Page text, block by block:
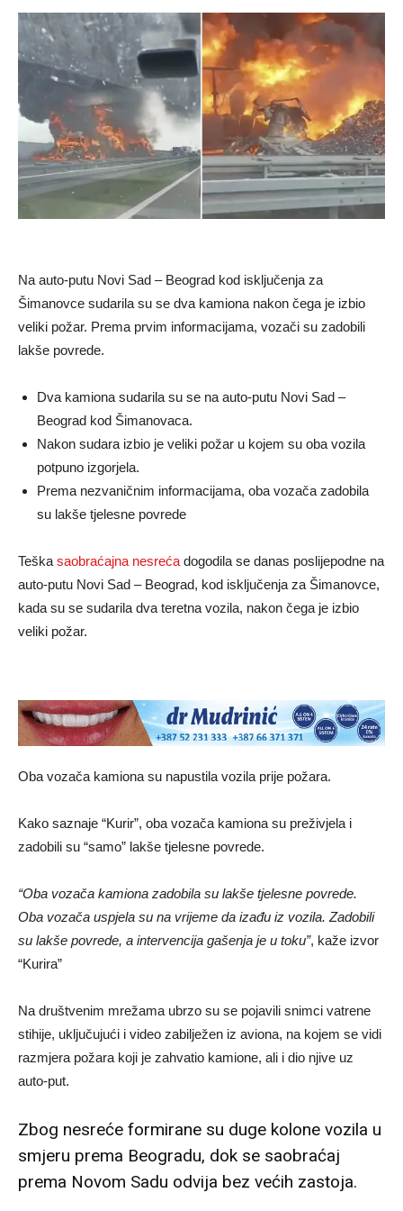
Na auto-putu Novi Sad – Beograd kod isključenja za
Šimanovce sudarila su se dva kamiona nakon čega je izbio
veliki požar. Prema prvim informacijama, vozači su zadobili
lakše povrede.
Dva kamiona sudarila su se na auto-putu Novi Sad –
Beograd kod Šimanovaca.
Nakon sudara izbio je veliki požar u kojem su oba vozila
potpuno izgorjela.
Prema nezvaničnim informacijama, oba vozača zadobila
su lakše tjelesne povrede
Teška saobraćajna nesreća dogodila se danas poslijepodne na
auto-putu Novi Sad – Beograd, kod isključenja za Šimanovce,
kada su se sudarila dva teretna vozila, nakon čega je izbio
veliki požar.
Oba vozača kamiona su napustila vozila prije požara.
Kako saznaje “Kurir”, oba vozača kamiona su preživjela i
zadobili su “samo” lakše tjelesne povrede.
“Oba vozača kamiona zadobila su lakše tjelesne povrede.
Oba vozača uspjela su na vrijeme da izađu iz vozila. Zadobili
su lakše povrede, a intervencija gašenja je u toku”, kaže izvor
“Kurira”
Na društvenim mrežama ubrzo su se pojavili snimci vatrene
stihije, uključujući i video zabilježen iz aviona, na kojem se vidi
razmjera požara koji je zahvatio kamione, ali i dio njive uz
auto-put.
Zbog nesreće formirane su duge kolone vozila u
smjeru prema Beogradu, dok se saobraćaj
prema Novom Sadu odvija bez većih zastoja.